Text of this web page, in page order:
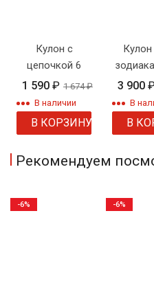
Кулон с
цепочкой 6
1 590 ₽ 1 674₽
В наличии
В КОРЗИНУ
с
3 900
В
В
Рекомендуем
-6% -6%